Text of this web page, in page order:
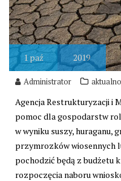
1paź 2019
Administrator
Agencja Restrukturyzacji i
pomoc dla gospodarstw
w wyniku suszy, huraganu,
przymrozków wiosennych
pochodzić będą z budżetu
rozpoczęcia naboru